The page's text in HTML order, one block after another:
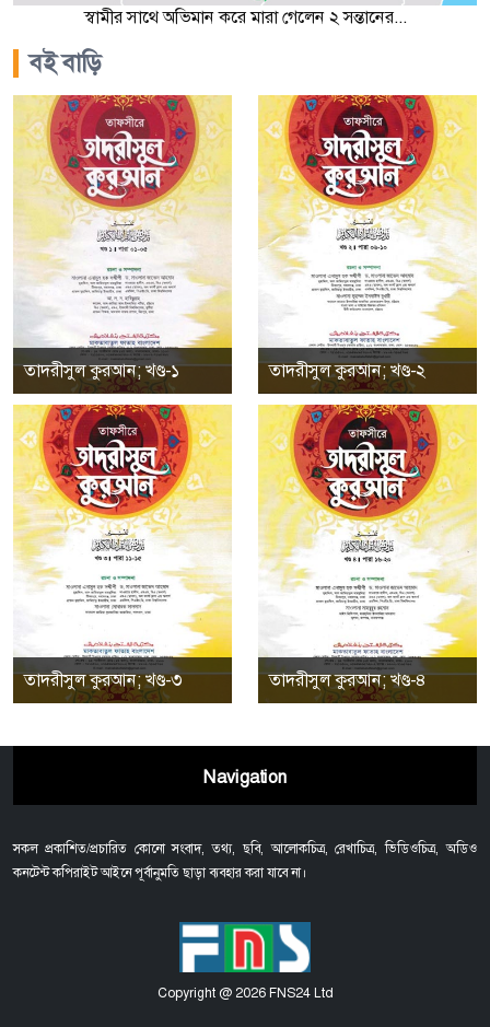
স্বামীর সাথে অভিমান করে মারা গেলেন ২ সন্তানের...
বই বাড়ি
তাদরীসুল কুরআন; খণ্ড-১ তাদরীসুল কুরআন; খণ্ড-২
তাদরীসুল কুরআন; খণ্ড-৩ তাদরীসুল কুরআন; খণ্ড-৪
Navigation
সকল প্রকাশিত/প্রচারিত কোনো সংবাদ, তথ্য, ছবি, আলোকচিত্র, রেখাচিত্র, ভিডিওচিত্র, অডিও
কনটেন্ট কপিরাইট আইনে পূর্বানুমতি ছাড়া ব্যবহার করা যাবে না।
Copyright @ 2026 FNS24 Ltd